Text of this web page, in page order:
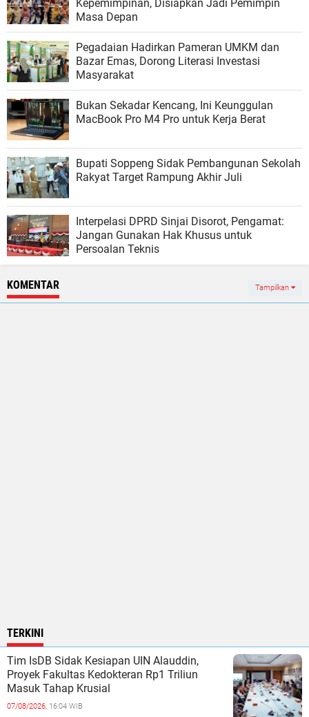
Kepemimpinan, Disiapkan Jadi Pemimpin
Masa Depan
Pegadaian Hadirkan Pameran UMKM dan
Bazar Emas, Dorong Literasi Investasi
Masyarakat
Bukan Sekadar Kencang, Ini Keunggulan
MacBook Pro M4 Pro untuk Kerja Berat
Bupati Soppeng Sidak Pembangunan Sekolah
Rakyat Target Rampung Akhir Juli
Interpelasi DPRD Sinjai Disorot, Pengamat:
Jangan Gunakan Hak Khusus untuk
Persoalan Teknis
KOMENTAR Tampilkan
TERKINI
Tim IsDB Sidak Kesiapan UIN Alauddin,
Proyek Fakultas Kedokteran Rp1 Triliun
Masuk Tahap Krusial
07/08/2026, 16:04 WIB